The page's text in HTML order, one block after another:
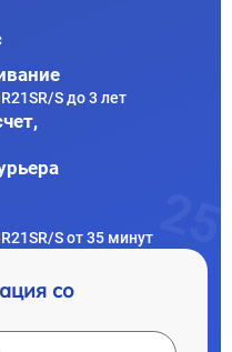
S до 3 лет
S от 35 минут
со